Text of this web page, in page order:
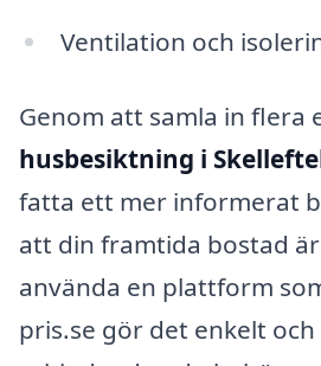
Ventilation och
Genom att samla in flera
husbesiktning i
fatta ett mer informerat
att din framtida bostad
använda en plattform
pris.se gör det enkelt